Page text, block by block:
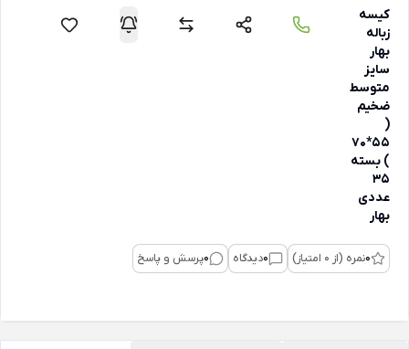
کیسه
زباله
بهار
سایز
متوسط
ضخیم
(
55*70
) بسته
35
عددی
بهار
0نمره (از 0 امتیاز) 0دیدگاه 0پرسش و پاسخ